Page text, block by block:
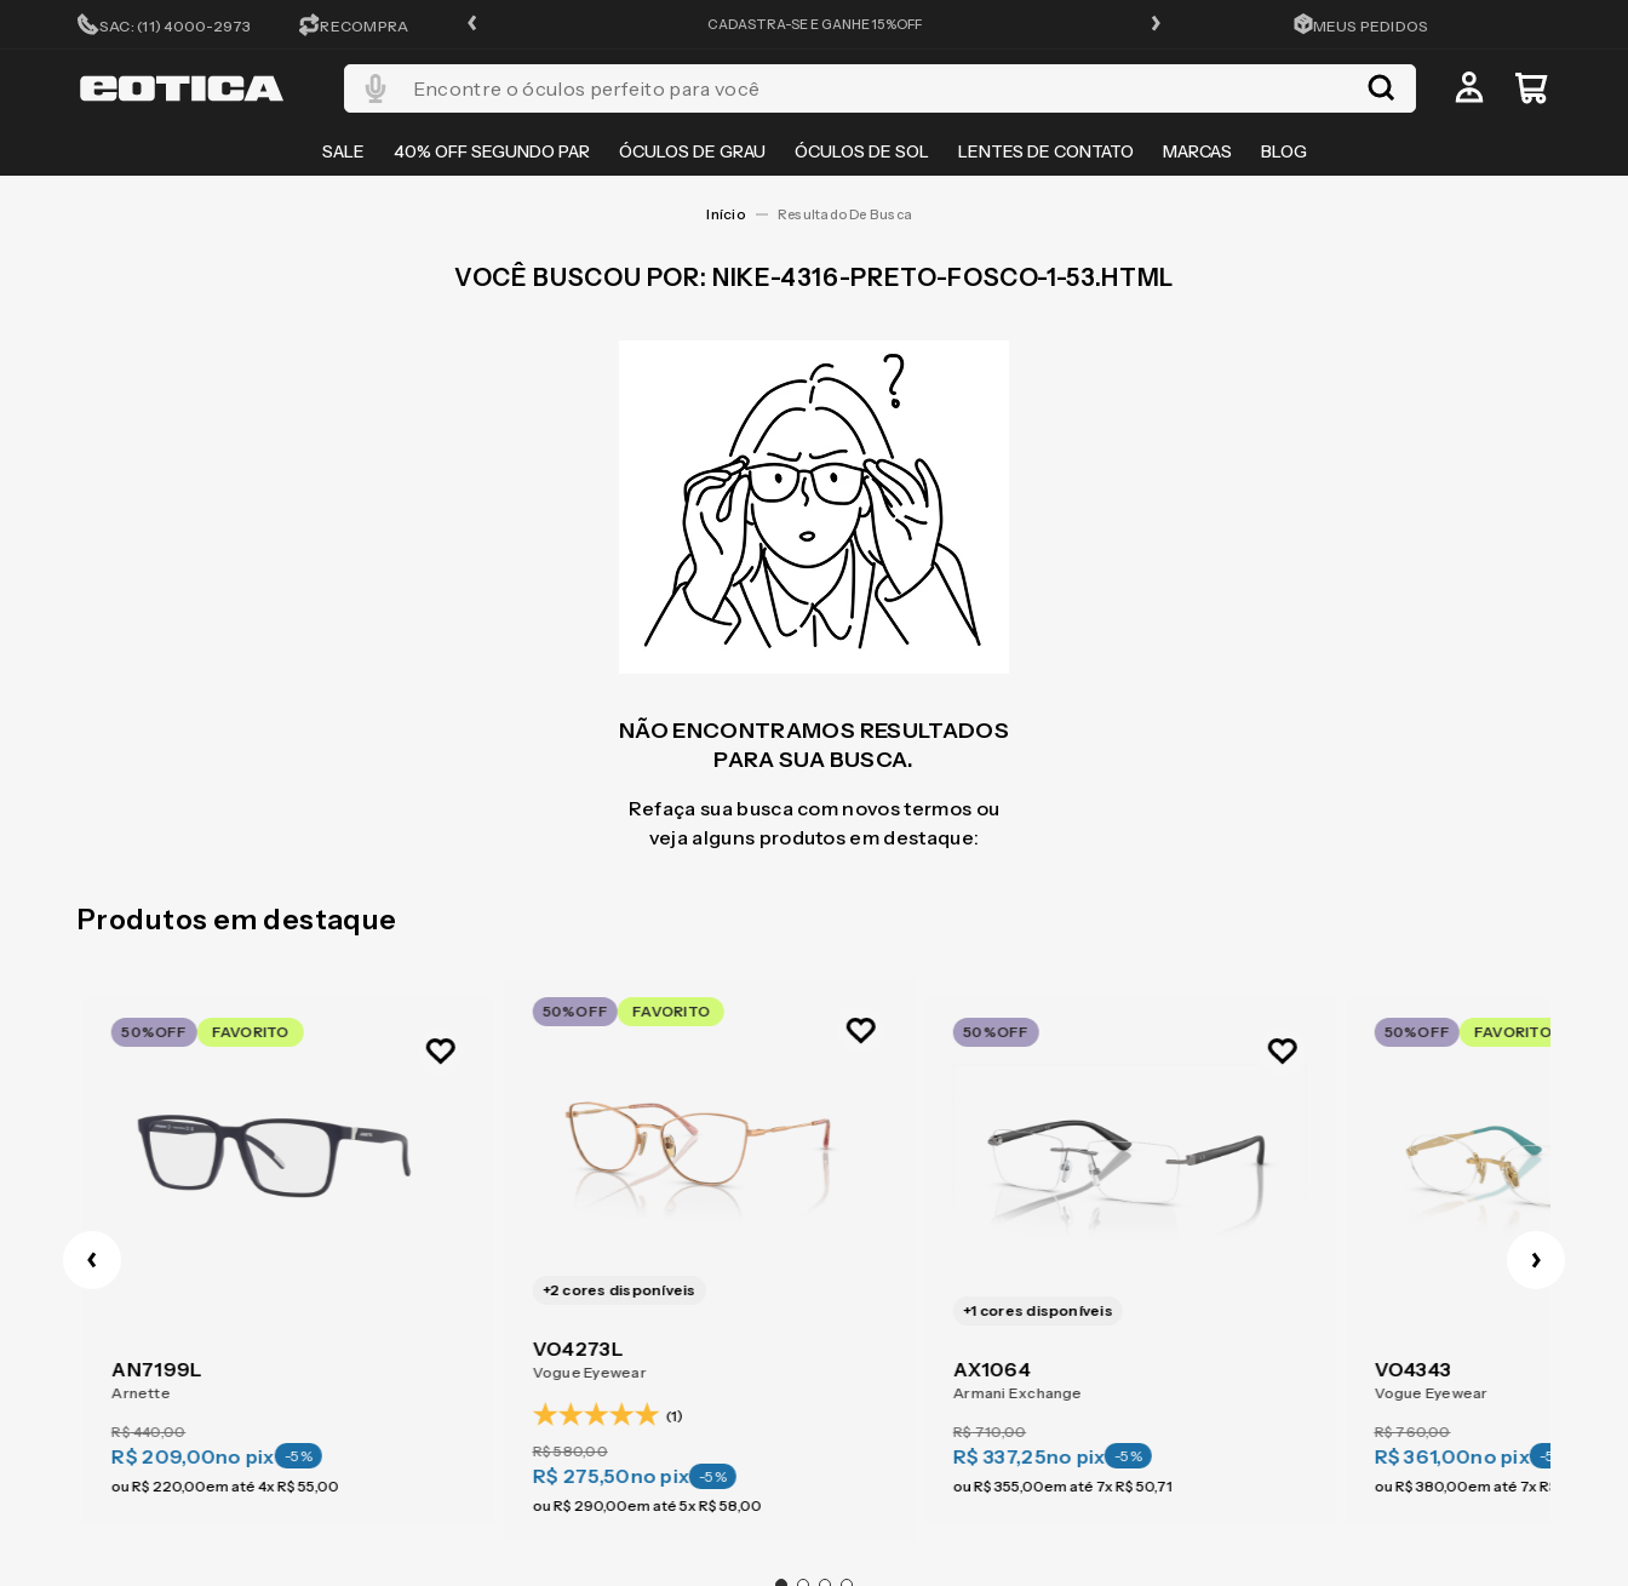
SAC: (11) 4000-2973 RECOMPRA
ATÉ 10X SEM JUROS CADASTRA-SE E GANHE 15%OFF FRETE GRÁTIS EM TODO O SITE
MEUS PEDIDOS
SALE 40% OFF SEGUNDO PAR ÓCULOS DE GRAU ÓCULOS DE SOL LENTES DE CONTATO MARCAS BLOG
Encontre o óculos perfeito para você
NIKE-4316-PRETO-FOSCO-1-53.HTML
NÃO ENCONTRAMOS RESULTADOS
PARA SUA BUSCA.
Refaça sua busca com novos termos ou
veja alguns produtos em destaque:
Produtos em destaque
50%OFF FAVORITO
AN7199L
Arnette
R$440,00
R$ 209,00no pix -5%
ou R$ 220,00em até 4x R$55 00
+2 cores disponíveis
50%OFF FAVORITO
VO4273L
Vogue Eyewear
(1)
R$580,00
R$ 275,50no pix -5%
ou R$ 290,00em até5xR$58,00
+1 cores disponíveis
50%OFF
AX1064
Armani Exchange
R$710,00
R$ 337,25no pix -5%
ou R$355 00em até 7x R$50,71
50%OFF FAVORITO
VO4343
Vogue Eyewear
R$760,00
R$ 361,00no pix -5
ou R$380,00em até 7x R$